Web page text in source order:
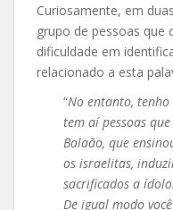
Curiosamente, em
grupo de pessoas que
dificuldade em
relacionado a esta
“No entanto, tenho
tem aí pessoas
Balaão, que
os israelitas,
sacrificados a
De igual modo